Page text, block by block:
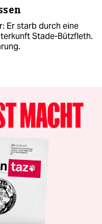
Er starb durch eine
Stade-Bützfleth.